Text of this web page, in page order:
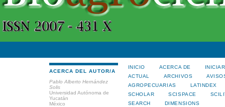
ACERCA DEL AUTOR/A
Pablo Alberto Hernández
Solis
Universidad Autónoma de
Yucatán
México
INICIO ACERCA DE
ACTUAL
ARCHIVOS
AGROPECUARIAS
LATINDEX
SCHOLAR
SCISPACE
SEARCH
DIMENSIONS